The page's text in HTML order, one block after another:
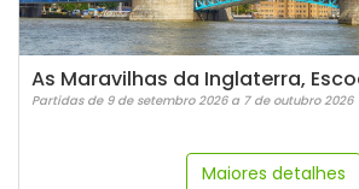
Partidas de 9 de setembro 2026 a 7 de outubro 2026
Maiores detalhes